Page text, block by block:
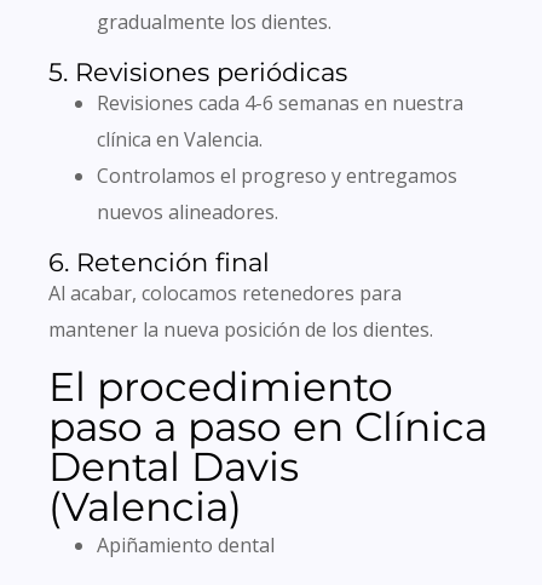
gradualmente los dientes.
5. Revisiones periódicas
Revisiones cada 4-6 semanas en nuestra
clínica en Valencia.
Controlamos el progreso y entregamos
nuevos alineadores.
6. Retención final
Al acabar, colocamos retenedores para
mantener la nueva posición de los dientes.
El procedimiento
paso a paso en Clínica
Dental Davis
(Valencia)
Apiñamiento dental